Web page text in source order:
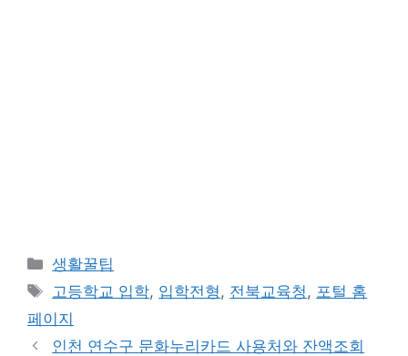
카
테
리
생활꿀팁
태
그
고등학교 입학, 입학전형 , 전북교육청 , 포털 홈
페이지
인천 연수구 문화누리카드 사용처와 잔액조회